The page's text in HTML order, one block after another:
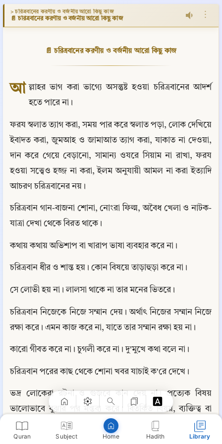
Quran Subject Home Hadith Library
> চরিত্রবানের করণীয় ও বর্জনীয় আরো কিছু কাজ
📄 চরিত্রবানের করণীয় ও বর্জনীয় আরো কিছু কাজ ⋮
📄 চরিত্রবানের করণীয় ও বর্জনীয় আরো কিছু কাজ
আ ল্লাহর ভাগ করা ভাগ্যে অসন্তুষ্ট হওয়া চরিত্রবানের আদর্শ
হতে পারে না।
ফরয স্বলাত ত্যাগ করা, সময় পার করে স্বলাত পড়া, লোক দেখিয়ে
ইবাদত করা, জুমআহ ও জামাআত ত্যাগ করা, যাকাত না দেওয়া,
দান করে গেয়ে বেড়ানো, সামান্য ওযরে সিয়াম না রাখা, ফরয
হওয়া সত্ত্বেও হজ্জ না করা, ইলম অনুযায়ী আমল না করা ইত্যাদি
আচরণ চরিত্রবানের নয়।
চরিত্রবান গান-বাজনা শোনা, নোংরা ফিল্ম, অবৈধ খেলা ও নাটক-
যাত্রা দেখা থেকে বিরত থাকে।
কথায় কথায় অভিশাপ বা খারাপ ভাষা ব্যবহার করে না।
চরিত্রবান ধীর ও শান্ত হয়। কোন বিষয়ে তাড়াহুড়া করে না।
সে লোভী হয় না। লালসা থাকে না তার মনের ভিতরে।
চরিত্রবান নিজেকে নিজে সম্মান দেয়। অর্থাৎ নিজের সম্মান নিজে
রক্ষা করে। এমন কাজ করে না, যাতে তার সম্মান রক্ষা হয় না।
কারো গীবত করে না। চুগলী করে না। দু'মুখে কথা বলে না।
চরিত্রবান পরের কাছ থেকে শোনা খবর যাচাই ক'রে দেখে।
ভদ্র লোকেরা রটনা ও গুজবে কান দেয় না। প্রত্যেক বিষয়
ভালোভাবে বুঝার পর মন্তব্য করে। বিতর্কিত বিষয়, ব্যক্তিত্ব বা
জামাআতের ব্যাপারে কড়া মন্তব্য করা থেকে দূরে থাকে।
Copy